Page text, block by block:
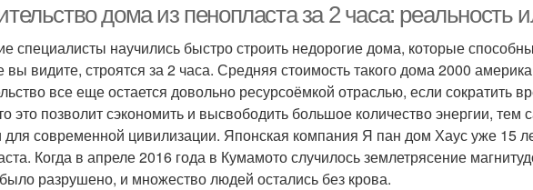
дома из пенопласта за 2 часа: реальность
специалисты научились быстро строить недорогие дома, которые
вы видите, строятся за 2 часа. Средняя стоимость такого дома 2000
все еще остается довольно ресурсоёмкой отраслью, если сократить
это позволит сэкономить и высвободить большое количество энергии,
для современной цивилизации. Японская компания Я пан дом Хаус уже 15
Когда в апреле 2016 года в Кумамото случилось землетрясение
разрушено, и множество людей остались без крова.